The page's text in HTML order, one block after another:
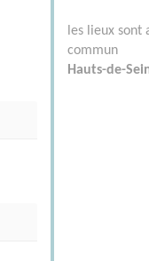
les lieux sont
commun
Hauts-de-